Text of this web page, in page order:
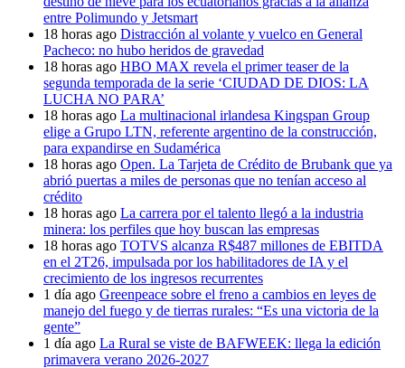
entre Polimundo y Jetsmart
18 horas ago Distracción al volante y vuelco en General
Pacheco: no hubo heridos de gravedad
18 horas ago HBO MAX revela el primer teaser de la
segunda temporada de la serie ‘CIUDAD DE DIOS: LA
LUCHA NO PARA’
18 horas ago La multinacional irlandesa Kingspan Group
elige a Grupo LTN, referente argentino de la construcción,
para expandirse en Sudamérica
18 horas ago Open. La Tarjeta de Crédito de Brubank que ya
abrió puertas a miles de personas que no tenían acceso al
crédito
18 horas ago La carrera por el talento llegó a la industria
minera: los perfiles que hoy buscan las empresas
18 horas ago TOTVS alcanza R$487 millones de EBITDA
en el 2T26, impulsada por los habilitadores de IA y el
crecimiento de los ingresos recurrentes
1 día ago Greenpeace sobre el freno a cambios en leyes de
manejo del fuego y de tierras rurales: “Es una victoria de la
gente”
1 día ago La Rural se viste de BAFWEEK: llega la edición
primavera verano 2026-2027